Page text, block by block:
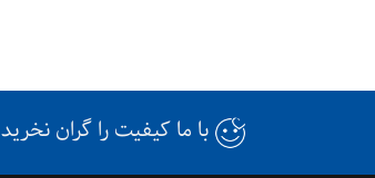
با ما کیفیت را گران نخرید